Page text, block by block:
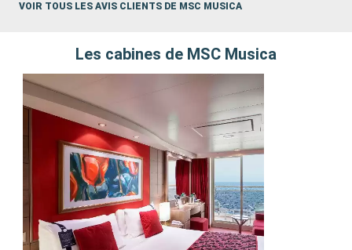
VOIR TOUS LES AVIS CLIENTS DE MSC MUSICA
Les cabines de MSC Musica